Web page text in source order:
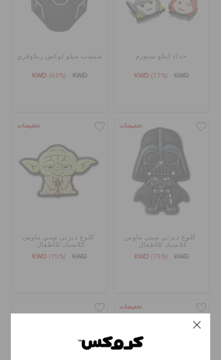
حذاء ايكو ستورم
KWD (77%) KWD
شبشب ميلو لوكس ريكوفري
KWD (68%) KWD
تخفيضات
كلوغ ديزني ميني ماوس
كلاسيك للأطفال
KWD (75%) KWD
تخفيضات
كلوغ ديزني ميني ماوس
كلاسيك للأطفال
KWD (75%) KWD
تخفيضات